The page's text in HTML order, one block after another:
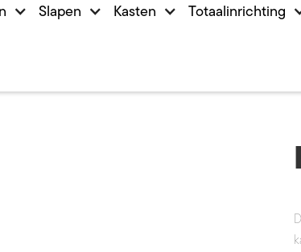
Slapen Kasten Totaalinrichting